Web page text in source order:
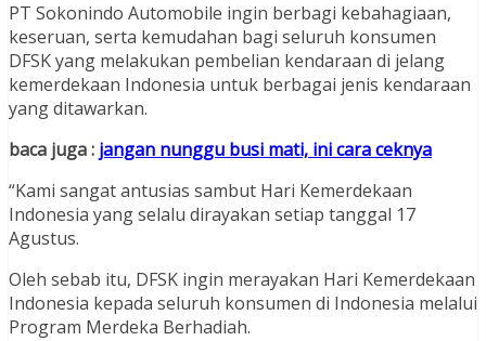
PT Sokonindo Automobile ingin berbagi kebahagiaan,
keseruan, serta kemudahan bagi seluruh konsumen
DFSK yang melakukan pembelian kendaraan di jelang
kemerdekaan Indonesia untuk berbagai jenis kendaraan
yang ditawarkan.
baca juga : jangan nunggu busi mati, ini cara ceknya
“Kami sangat antusias sambut Hari Kemerdekaan
Indonesia yang selalu dirayakan setiap tanggal 17
Agustus.
Oleh sebab itu, DFSK ingin merayakan Hari Kemerdekaan
Indonesia kepada seluruh konsumen di Indonesia melalui
Program Merdeka Berhadiah.